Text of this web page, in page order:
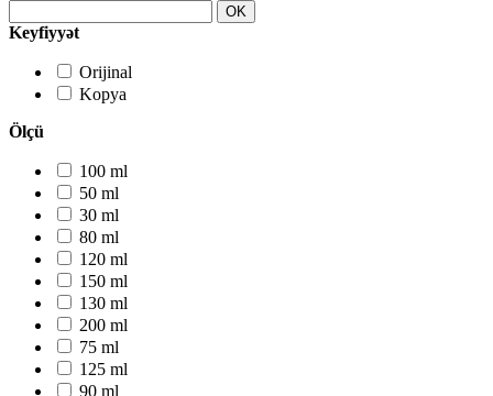
OK
Keyfiyyət
Orijinal
Kopya
Ölçü
100 ml
50 ml
30 ml
80 ml
120 ml
150 ml
130 ml
200 ml
75 ml
125 ml
90 ml